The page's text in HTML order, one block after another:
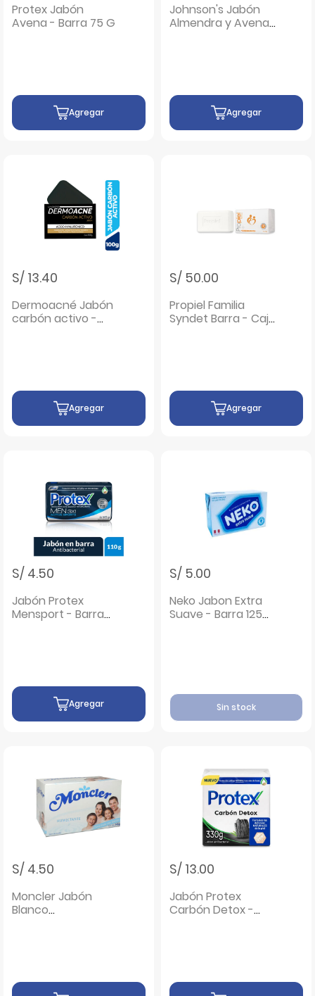
Protex Jabón
Avena - Barra 75 G
Agregar
Johnson's Jabón
Almendra y Avena
Agregar
S/ 13.40
Dermoacné Jabón
carbón activo -
Agregar
S/ 50.00
Propiel Familia
Syndet Barra - Caja
Agregar
S/ 4.50
Jabón Protex
Mensport - Barra
Agregar
S/ 5.00
Neko Jabon Extra
Suave - Barra 125
Sin stock
S/ 4.50
Moncler Jabón
Blanco
S/ 13.00
Jabón Protex
Carbón Detox -